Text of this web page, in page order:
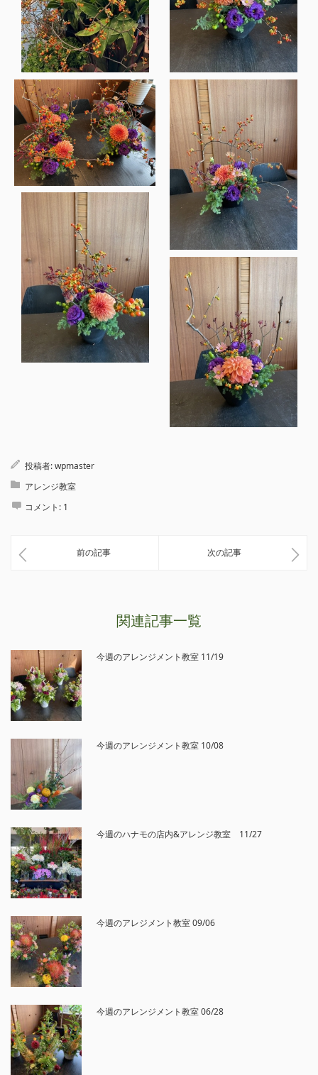
投稿者:wpmaster
アレンジ教室
コメント: 1
前の記事 次の記事
関連記事一覧
今週のアレンジメント教室 11/19
今週のアレンジメント教室 10/08
今週のハナモの店内&アレンジ教室 11/27
今週のアレジメント教室 09/06
今週のアレンジメント教室 06/28